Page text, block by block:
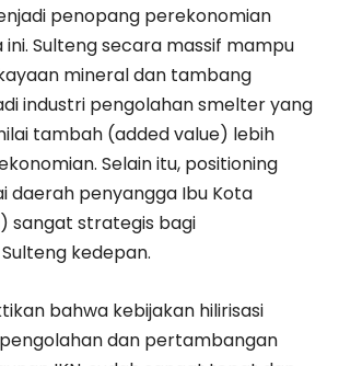
penopang perekonomian
ini. Sulteng secara massif mampu
mineral dan tambang
industri pengolahan smelter yang
tambah (added value) lebih
Selain itu, positioning
daerah penyangga Ibu Kota
sangat strategis bagi
kedepan.
bahwa kebijakan hilirisasi
dan pertambangan